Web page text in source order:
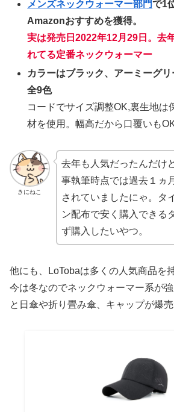
メンズネックウォーマー部門で1
Amazonおすすめを獲得。
実は発売日2022年12月29日。去
れてる定番ネックウォーマー
カラーはブラック、アーミーグ
全9色
コードでサイズ調整OK,裏生地は
材を使用。幅高だから口覆いもOK
きにねこ
去年も人気だったんだけ
事執筆時点では過去１ヵ
されていましたにゃ。タ
ン配布で安く購入できる
ず購入したいやつ。
他にも、LoTobaは多くの人気商品を
今は冬なのでネックウォーマー系が
と日傘や折り畳み傘、キャップが爆